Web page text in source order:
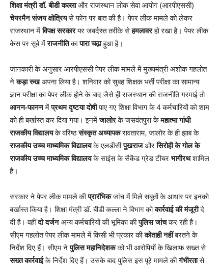
शिक्षा मंत्री डॉ. बीडी कल्लाऔर राजस्थान लोक सेवा आयोग (आरपीएससी)
चेयरमैन संजय क्षोत्रियसे फोन पर बात की है। पेपर लीक मामले को लेकर
राजस्थान मेंविपक्ष सरकारपर जबर्दस्त तरीके सेहमलावरहो रखा है। पेपर लीक
केस पर सूबे मेंराजनीतिकापारा चढ़ाहुआ है।
जानकारी के अनुसार आरपीएससी पेपर लीक मामले में मुख्यमंत्री अशोक गहलोत
नेकड़ा रुखअपना लिया है। शनिवार को सुबह शिक्षक भर्ती परीक्षा का सामान्य
ज्ञान परीक्षा का पेपर लीक होने के बाद जैसे ही राजस्थान की राजनीति गरमाई तो
आनन-फाननमेंप्रथम दृष्टया दोषीपाए गए शिक्षा विभाग के 4 कर्मचारियों को शाम
को ही बर्खास्त कर दिया गया। इनमेंजालोरके जसवंतपुरा केमहात्मा गांधी
राजकीय विद्यालयके वरिष्ठसंस्कृत अध्यापकरावताराम, जालोर के ही झाब के
राजकीय उच्च माध्यमिक विद्यालयके एलडीसीपुखराजऔरसिरोही के गोल के
राजकीय उच्च माध्यमिक विद्यालयके साइंस के सैकेंड ग्रेड टीचर भागीरथशामिल
है।
सरकार ने पेपर लीक मामले कीप्रारंभिकजांच में मिले सबूतों के आधार पर इनको
बर्खास्त किया है। शिक्षा मंत्री डॉ. बीडी कल्ला ने विभाग कोकार्रवाई की मंजूरीदे
दी है। वहींदो दर्जनअन्य कर्मचारियों की भूमिका कीपुलिस जांचकर रही है।
सीएम गहलोत पेपर लीक मामले में किसी भी प्रकार कीकोताही नहींबरतने के
निर्देश दिए हैं। सीएम नेपुलिस महानिदेशकको भी आरोपियों के खिलाफ सख्त से
सख्त कार्रवाईके निर्देश दिए हैं। उसके बाद पुलिस इस पूरे मामले कीगंभीरतासे